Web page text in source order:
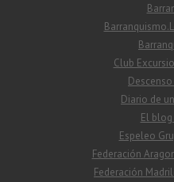
Club
Diario de
El
Espeleo
Federación
Federación